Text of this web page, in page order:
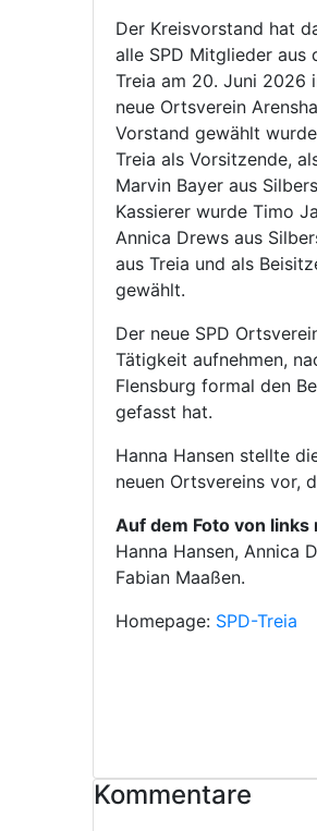
Der Kreisvorstand hat
alle SPD Mitglieder aus
Treia am 20. Juni 2026
neue Ortsverein
Vorstand gewählt
Treia als Vorsitzende,
Marvin Bayer aus
Kassierer wurde Timo
Annica Drews aus
aus Treia und als
gewählt.
Der neue SPD
Tätigkeit aufnehmen,
Flensburg formal den
gefasst hat.
Hanna Hansen stellte
neuen Ortsvereins vor,
Auf dem Foto von links
Hanna Hansen, Annica
Fabian Maaßen.
Homepage: SPD-Treia
Kommentare